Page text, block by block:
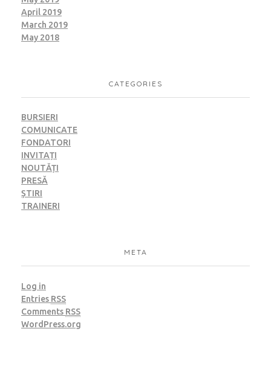
April 2019
March 2019
May 2018
CATEGORIES
BURSIERI
COMUNICATE
FONDATORI
INVITAȚI
NOUTĂȚI
PRESĂ
ȘTIRI
TRAINERI
META
Log in
Entries RSS
Comments RSS
WordPress.org